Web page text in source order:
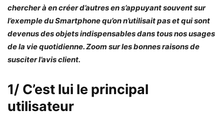
chercher à en créer d’autres en s’appuyant souvent sur
l’exemple du Smartphone qu’on n’utilisait pas et qui sont
devenus des objets indispensables dans tous nos usages
de la vie quotidienne. Zoom sur les bonnes raisons de
susciter l’avis client.
1/ C’est lui le principal
utilisateur